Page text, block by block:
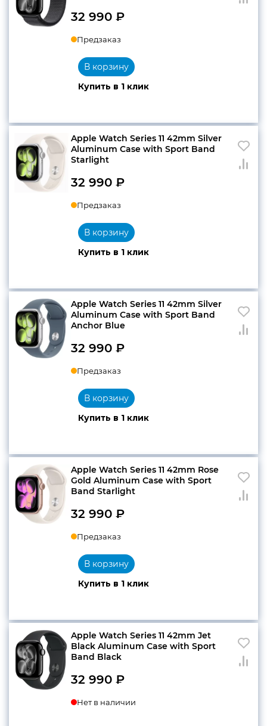
32 990 ₽
Предзаказ
Купить в 1 клик
В корзину
Apple Watch Series 11 42mm Silver
Aluminum Case with Sport Band
Starlight
32 990 ₽
Предзаказ
Купить в 1 клик
В корзину
Apple Watch Series 11 42mm Silver
Aluminum Case with Sport Band
Anchor Blue
32 990 ₽
Предзаказ
Купить в 1 клик
В корзину
Apple Watch Series 11 42mm Rose
Gold Aluminum Case with Sport
Band Starlight
32 990 ₽
Предзаказ
Купить в 1 клик
В корзину
Apple Watch Series 11 42mm Jet
Black Aluminum Case with Sport
Band Black
32 990 ₽
Нет в наличии